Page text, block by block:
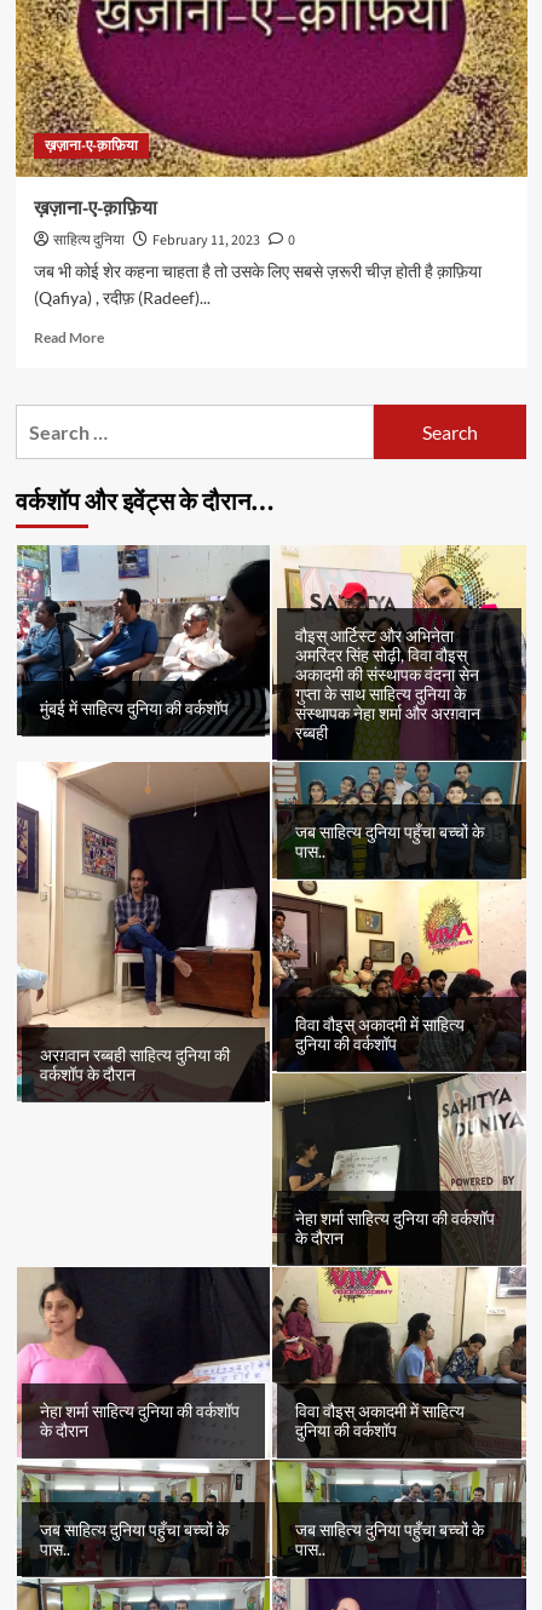
ख़ज़ाना-ए-क़ाफ़िया
ख़ज़ाना-ए-क़ाफ़िया
साहित्य दुनिया February 11, 2023
0
जब भी कोई शेर कहना चाहता है तो उसके लिए सबसे ज़रूरी चीज़ होती है क़ाफ़िया
(Qafiya) , रदीफ़ (Radeef)...
Read MoreRead
ख़ज़ाना-
वर्कशॉप और इवेंट्स के दौरान…
मुंबई में साहित्य दुनिया की वर्कशॉप
वौइस् आर्टिस्ट और अभिनेता
अमरिंदर सिंह सोढ़ी, विवा वौइस्
अकादमी की संस्थापक वंदना सेन
गुप्ता के साथ साहित्य दुनिया के
संस्थापक नेहा शर्मा और अरग़वान
रब्बही
अरग़वान रब्बही साहित्य दुनिया की
वर्कशॉप के दौरान
जब साहित्य दुनिया पहुँचा बच्चों के
पास..
विवा वौइस् अकादमी में साहित्य
दुनिया की वर्कशॉप
नेहा शर्मा साहित्य दुनिया की वर्कशॉप
के दौरान
नेहा शर्मा साहित्य दुनिया की वर्कशॉप
के दौरान
विवा वौइस् अकादमी में साहित्य
दुनिया की वर्कशॉप
जब साहित्य दुनिया पहुँचा बच्चों के
पास..
जब साहित्य दुनिया पहुँचा बच्चों के
पास..